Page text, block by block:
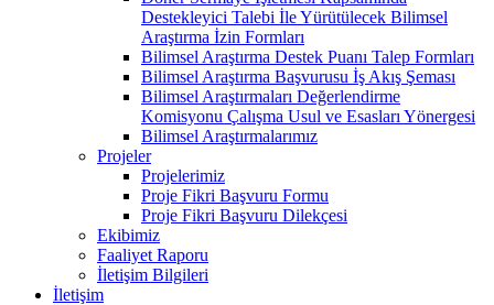
Destekleyici Talebi İle Yürütülecek Bilimsel
Araştırma İzin Formları
Bilimsel Araştırma Destek Puanı Talep Formları
Bilimsel Araştırma Başvurusu İş Akış Şeması
Bilimsel Araştırmaları Değerlendirme
Komisyonu Çalışma Usul ve Esasları Yönergesi
Bilimsel Araştırmalarımız
Projeler
Projelerimiz
Proje Fikri Başvuru Formu
Proje Fikri Başvuru Dilekçesi
Ekibimiz
Faaliyet Raporu
İletişim Bilgileri
İletişim